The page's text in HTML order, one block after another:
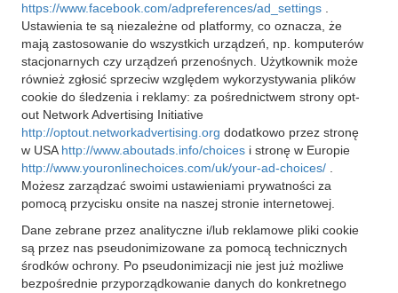
https://www.facebook.com/adpreferences/ad_settings
Ustawienia te są niezależne od platformy, co oznacza, że
mają zastosowanie do wszystkich urządzeń, np. komputerów
stacjonarnych czy urządzeń przenośnych. Użytkownik może
również zgłosić sprzeciw względem wykorzystywania plików
cookie do śledzenia i reklamy: za pośrednictwem strony opt-
out Network Advertising Initiative
http://optout.networkadvertising.org dodatkowo przez stronę
w USA http://www.aboutads.info/choices i stronę w Europie
http://www.youronlinechoices.com/uk/your-ad-choices/
Możesz zarządzać swoimi ustawieniami prywatności za
pomocą przycisku onsite na naszej stronie internetowej.
Dane zebrane przez analityczne i/lub reklamowe pliki cookie
są przez nas pseudonimizowane za pomocą technicznych
środków ochrony. Po pseudonimizacji nie jest już możliwe
bezpośrednie przyporządkowanie danych do konkretnego